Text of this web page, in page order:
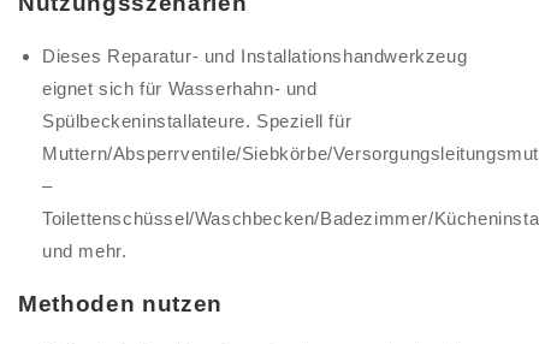
Dieses Reparatur- und Installationshandwerkzeug
eignet sich für Wasserhahn- und
Spülbeckeninstallateure. Speziell für
Muttern/Absperrventile/Siebkörbe/
–
Toilettenschüssel/Waschbecken/Badezimmer/
und mehr.
Methoden nutzen